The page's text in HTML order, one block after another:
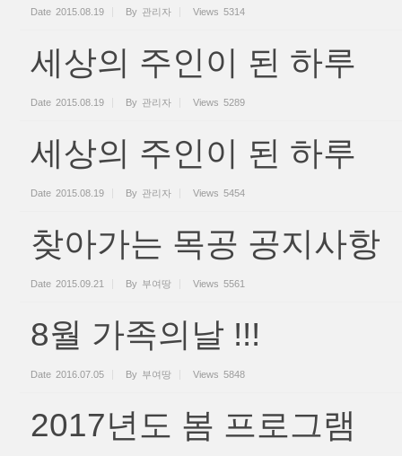
Date 2015.08.19 By 관리자 Views 5314
세상의 주인이 된 하루
Date 2015.08.19 By 관리자 Views 5289
세상의 주인이 된 하루
Date 2015.08.19 By 관리자 Views 5454
찾아가는 목공 공지사항
Date 2015.09.21 By 부여땅 Views 5561
8월 가족의날 !!!
Date 2016.07.05 By 부여땅 Views 5848
2017년도 봄 프로그램